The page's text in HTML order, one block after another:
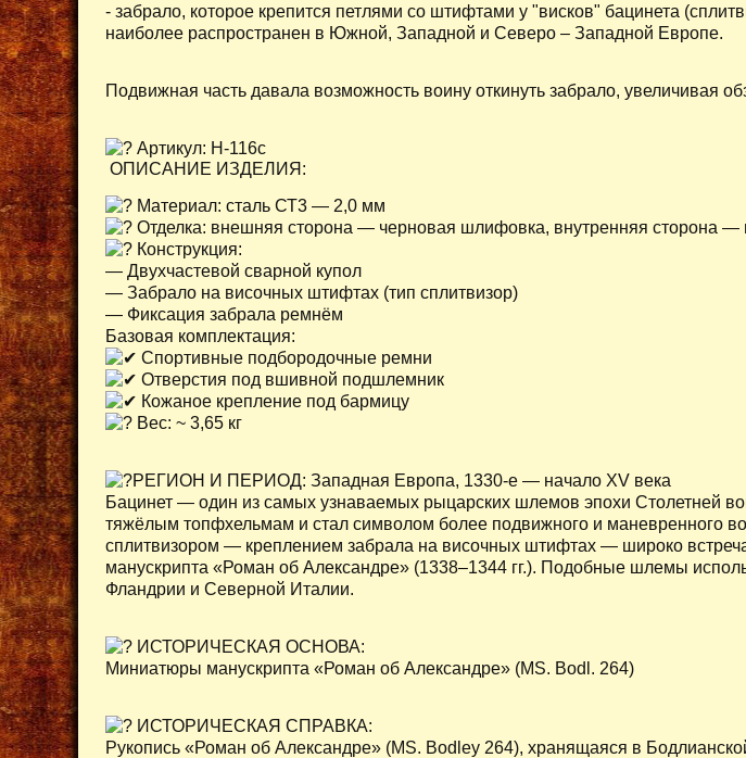
- забрало, которое крепится петлями со штифтами у "висков" бацинета
наиболее распространен в Южной, Западной и Северо – Западной Европе.
Подвижная часть давала возможность воину откинуть забрало, увеличивая
Артикул: H-116с
ОПИСАНИЕ ИЗДЕЛИЯ:
Материал: сталь СТ3 — 2,0 мм
Отделка: внешняя сторона — черновая шлифовка, внутренняя сторона —
Конструкция:
— Двухчастевой сварной купол
— Забрало на височных штифтах (тип сплитвизор)
— Фиксация забрала ремнём
Базовая комплектация:
Спортивные подбородочные ремни
Отверстия под вшивной подшлемник
Кожаное крепление под бармицу
Вес: ~ 3,65 кг
РЕГИОН И ПЕРИОД: Западная Европа, 1330-е — начало XV века
Бацинет — один из самых узнаваемых рыцарских шлемов эпохи Столетней
тяжёлым топфхельмам и стал символом более подвижного и маневренного
сплитвизором — креплением забрала на височных штифтах — широко
манускрипта «Роман об Александре» (1338–1344 гг.). Подобные шлемы
Фландрии и Северной Италии.
ИСТОРИЧЕСКАЯ ОСНОВА:
Миниатюры манускрипта «Роман об Александре» (MS. Bodl. 264)
ИСТОРИЧЕСКАЯ СПРАВКА:
Рукопись «Роман об Александре» (MS. Bodley 264), хранящаяся в